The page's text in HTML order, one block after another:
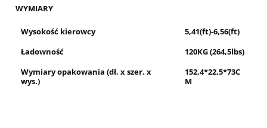
WYMIARY
Wysokość kierowcy
5,41(ft)-6,56(ft)
Ładowność
120KG (264,5lbs)
Wymiary opakowania (dł. x szer. x
wys.)
152,4*22,5*73C
M